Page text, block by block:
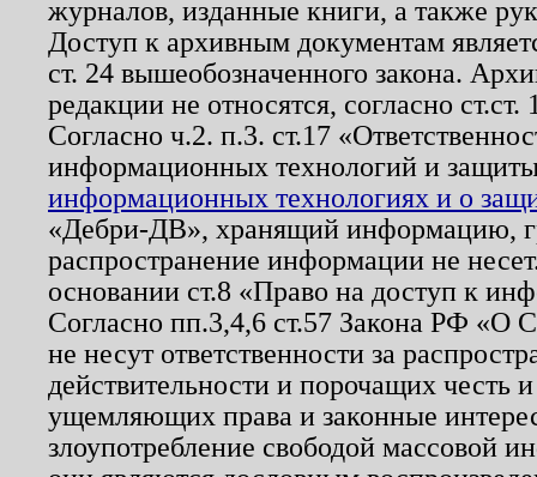
журналов, изданные книги, а также
Доступ к архивным документам
ст. 24 вышеобозначенного закона.
редакции не относятся, согласно
Согласно ч.2. п.3. ст.17
информационных технологий и
информационных технологиях и о
«Дебри-ДВ», хранящий информацию,
распространение информации не
основании ст.8 «Право на доступ к
Согласно пп.3,4,6 ст.57 Закона РФ «О
не несут ответственности за
действительности и порочащих честь
ущемляющих права и законные
злоупотребление свободой массовой